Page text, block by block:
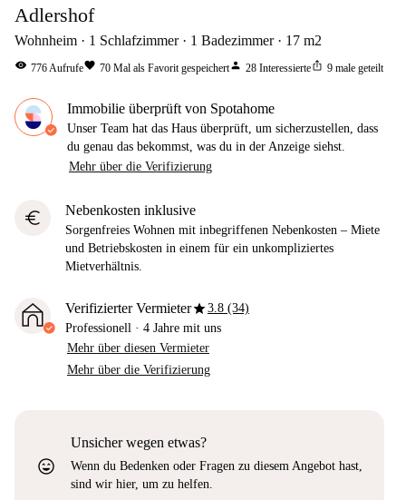
Adlershof
Wohnheim 1 Schlafzimmer 1 Badezimmer 17 m2
visibility 776Aufrufefavorite 70 Mal als Favorit gespeichertperson 28 Interessierteios_share 9 male geteilt
Immobilie überprüft von Spotahome
Unser Team hat das Haus überprüft, um sicherzustellen, dass
du genau das bekommst, was du in der Anzeige siehst.
Mehr über die Verifizierung
euro Nebenkosten inklusive
Sorgenfreies Wohnen mit inbegriffenen Nebenkosten – Miete
und Betriebskosten in einem für ein unkompliziertes
Mietverhältnis.
Verifizierter Vermieterstar3.8 (34)
Professionell · 4 Jahre mit uns
Mehr über diesen Vermieter
Mehr über die Verifizierung
sentiment_very_satisfied
Unsicher wegen etwas?
Wenn du Bedenken oder Fragen zu diesem Angebot hast,
sind wir hier, um zu helfen.